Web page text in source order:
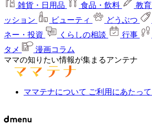
雑貨・日用品 食品・飲料 教育
ッション
ビューティ どうぶつ
ネー・投資
くらしの相談 行事
タメ
漫画コラム
ママの知りたい情報が集まるアンテナ
ママテナについて ご利用にあたって